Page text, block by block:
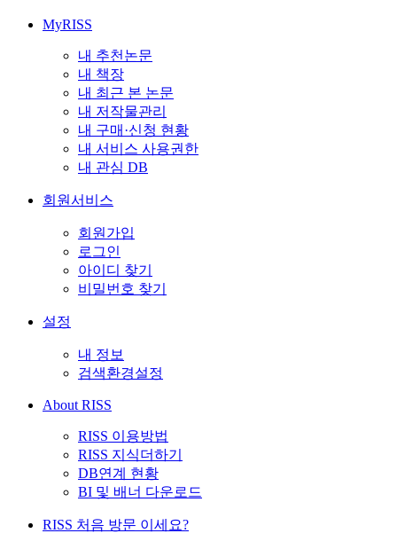
MyRISS
내 추천논문
내 책장
내 최근 본 논문
내 저작물관리
내 구매·신청 현황
내 서비스 사용권한
내 관심 DB
회원서비스
회원가입
로그인
아이디 찾기
비밀번호 찾기
설정
내 정보
검색환경설정
About RISS
RISS 이용방법
RISS 지식더하기
DB연계 현황
BI 및 배너 다운로드
RISS 처음 방문 이세요?